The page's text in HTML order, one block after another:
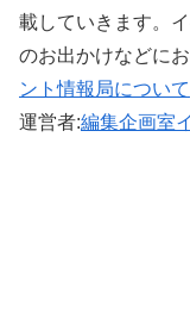
載していきます。
のお出かけなどに
ント情報局について
運営者:編集企画室